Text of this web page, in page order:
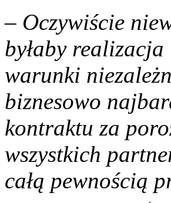
– Oczywiście
byłaby
warunki
biznesowo
kontraktu za
wszystkich
całą pewnością